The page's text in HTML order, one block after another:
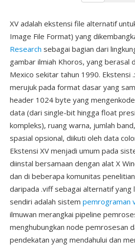
XV adalah ekstensi file alternatif
Image File Format) yang
Research sebagai bagian dari
gambar ilmiah Khoros, yang berasal
Mexico sekitar tahun 1990. Ekstensi
merujuk pada format dasar yang
header 1024 byte yang
data (dari single-bit hingga float
kompleks), ruang warna, jumlah
spasial opsional, diikuti oleh data
Ekstensi XV menjadi umum pada
diinstal bersamaan dengan alat X
dan di beberapa komunitas
daripada .viff sebagai alternatif yang
sendiri adalah sistem pemrograman
ilmuwan merangkai pipeline
menghubungkan node pemrosesan
pendekatan yang mendahului dan